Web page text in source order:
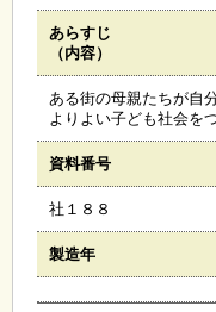
ギ
リ
ン
イ
マ
あらすじ
（内容）
ある街の母親たちが自
よりよい子ども社会を
資料番号
社１８８
製造年